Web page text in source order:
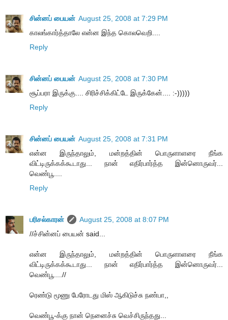
சின்னப் பையன் August 25, 2008 at 7:29 PM
காலங்கார்த்தாலே என்ன இந்த கொலவெறி....
Reply
சின்னப் பையன் August 25, 2008 at 7:30 PM
சூப்பரா இருக்கு.... சிரிச்சிக்கிட்டே இருக்கேன்.... :-)))))
Reply
சின்னப் பையன் August 25, 2008 at 7:31 PM
என்ன இருந்தாலும், மன்றத்தின் பொருளாளரை நீங்க
விட்டிருக்கக்கூடாது... நான் எதிர்பார்த்த இன்னொருவர்...
வெண்பூ....
Reply
பரிசல்காரன்
August 25, 2008 at 8:07 PM
//ச்சின்னப் பையன் said...
என்ன இருந்தாலும், மன்றத்தின் பொருளாளரை நீங்க
விட்டிருக்கக்கூடாது... நான் எதிர்பார்த்த இன்னொருவர்...
வெண்பூ....//
ரெண்டு மூணு பேரோடது மிஸ் ஆகிடுச்சு நண்பா,,
வெண்பூ-க்கு நான் நெனைச்சு வெச்சிருந்தது...